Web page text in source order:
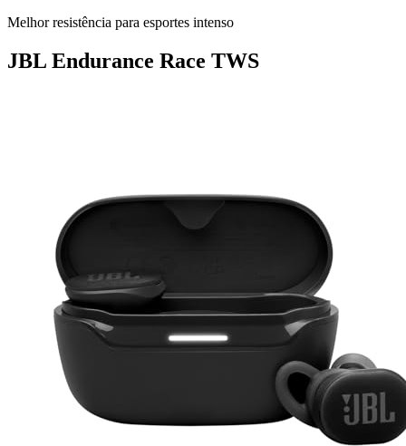
Melhor resistência para esportes intenso
JBL Endurance Race TWS